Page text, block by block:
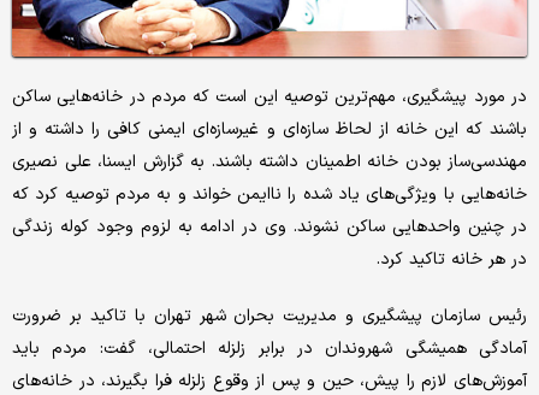
در مورد پیشگیری، مهم‌ترین توصیه این است که مردم در خانه‌هایی ساکن
باشند که این خانه از لحاظ سازه‌ای و غیرسازه‌ای ایمنی کافی را داشته و از
مهندسی‌ساز بودن خانه اطمینان داشته‌ باشند. به گزارش ایسنا، علی نصیری
خانه‌هایی با ویژگی‌های یاد شده را ناایمن خواند و به مردم توصیه کرد که
در چنین واحدهایی ساکن نشوند. وی در ادامه به لزوم وجود کوله‌ زندگی
در هر خانه تاکید کرد.
رئیس سازمان پیشگیری و مدیریت بحران شهر تهران با تاکید بر ضرورت
آمادگی همیشگی شهروندان در برابر زلزله احتمالی، گفت: مردم باید
آموزش‌های لازم را پیش، حین و پس از وقوع زلزله فرا بگیرند، در خانه‌های